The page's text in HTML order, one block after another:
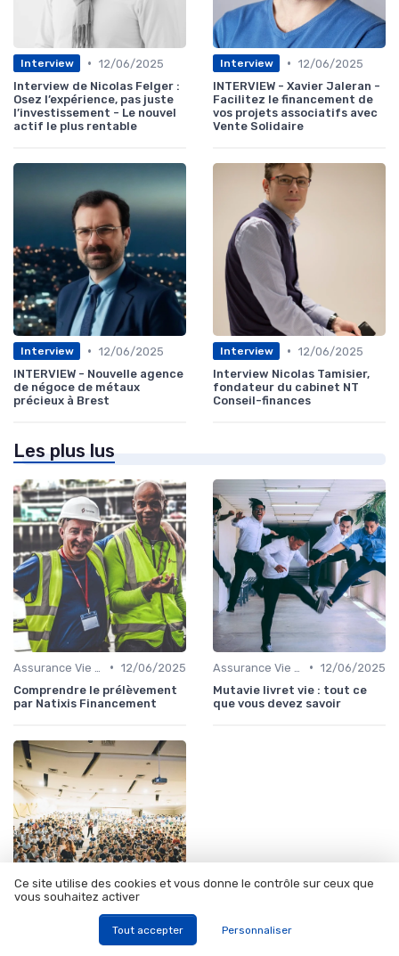
Interview • 12/06/2025
Interview de Nicolas Felger :
Osez l’expérience, pas juste
l’investissement - Le nouvel
actif le plus rentable
Interview • 12/06/2025
INTERVIEW - Xavier Jaleran -
Facilitez le financement de
vos projets associatifs avec
Vente Solidaire
Interview • 12/06/2025
INTERVIEW - Nouvelle agence
de négoce de métaux
précieux à Brest
Interview • 12/06/2025
Interview Nicolas Tamisier,
fondateur du cabinet NT
Conseil-finances
Les plus lus
• 12/06/2025
Comprendre le prélèvement
par Natixis Financement
• 12/06/2025
Mutavie livret vie : tout ce
que vous devez savoir
24/02/2026
Ce site utilise des cookies et vous donne le contrôle sur ceux que
vous souhaitez activer
Tout accepter Personnaliser